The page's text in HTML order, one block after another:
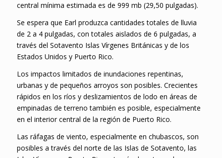
central mínima estimada es de 999 mb (29,50 pulgadas).
Se espera que Earl produzca cantidades totales de lluvia
de 2 a 4 pulgadas, con totales aislados de 6 pulgadas, a
través del Sotavento Islas Vírgenes Británicas y de los
Estados Unidos y Puerto Rico.
Los impactos limitados de inundaciones repentinas,
urbanas y de pequeños arroyos son posibles. Crecientes
rápidos en los ríos y deslizamientos de lodo en áreas de
empinadas de terreno también es posible, especialmente
en el interior central de la región de Puerto Rico.
Las ráfagas de viento, especialmente en chubascos, son
posibles a través del norte de las Islas de Sotavento, las